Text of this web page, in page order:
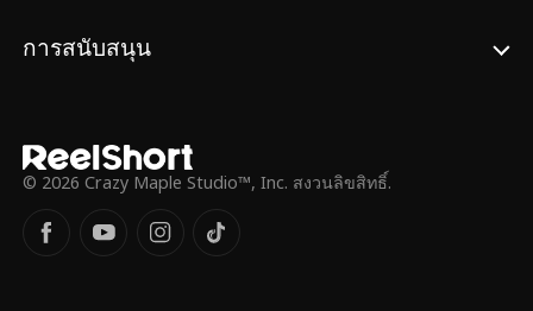
การสนับสนุน
© 2026 Crazy Maple Studio™, Inc. สงวนลิขสิทธิ์.